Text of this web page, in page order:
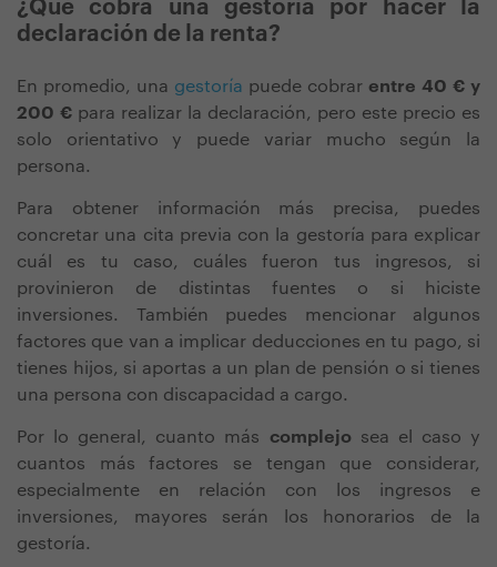
¿Qué cobra una gestoría por hacer la
declaración de la renta?
En promedio, una gestoría puede cobrar entre 40 € y
200 € para realizar la declaración, pero este precio es
solo orientativo y puede variar mucho según la
persona.
Para obtener información más precisa, puedes
concretar una cita previa con la gestoría para explicar
cuál es tu caso, cuáles fueron tus ingresos, si
provinieron de distintas fuentes o si hiciste
inversiones. También puedes mencionar algunos
factores que van a implicar deducciones en tu pago, si
tienes hijos, si aportas a un plan de pensión o si tienes
una persona con discapacidad a cargo.
Por lo general, cuanto más complejo sea el caso y
cuantos más factores se tengan que considerar,
especialmente en relación con los ingresos e
inversiones, mayores serán los honorarios de la
gestoría.